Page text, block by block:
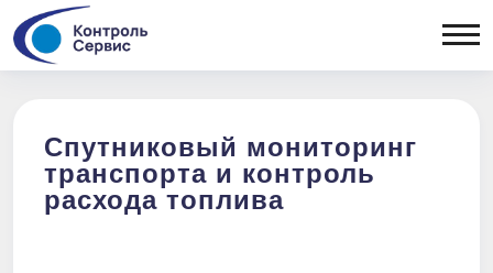
ОТРАСЛЕВЫЕ РЕШЕНИЯ
Сельхозтехника
коммерческий
транспорт
Рефрижераторы
контроллеры
Датчики уровня
топлива
Спутниковый мониторинг
транспорта и контроль
расхода топлива